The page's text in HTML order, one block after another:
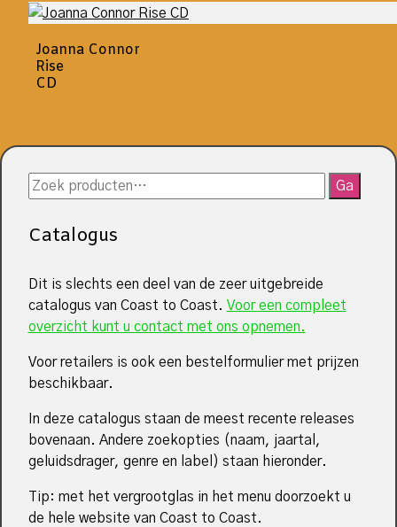
Joanna Connor
Rise
CD
Zoeken
naar:
Ga
Catalogus
Dit is slechts een deel van de zeer uitgebreide
catalogus van Coast to Coast. Voor een compleet
overzicht kunt u contact met ons opnemen.
Voor retailers is ook een bestelformulier met prijzen
beschikbaar.
In deze catalogus staan de meest recente releases
bovenaan. Andere zoekopties (naam, jaartal,
geluidsdrager, genre en label) staan hieronder.
Tip: met het vergrootglas in het menu doorzoekt u
de hele website van Coast to Coast.